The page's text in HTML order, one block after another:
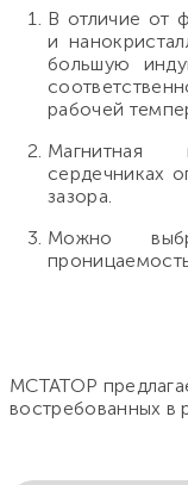
В отличие от
и
большую
рабочей
Магнитная
сердечниках
зазора.
Можно
МСТАТОР
востребованных в